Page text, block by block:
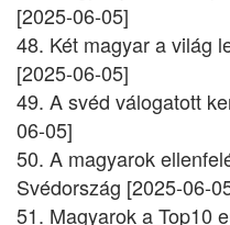
[2025-06-05]
48. Két magyar a világ
[2025-06-05]
49. A svéd válogatott
06-05]
50. A magyarok
Svédország [2025-06-
51. Magyarok a Top10